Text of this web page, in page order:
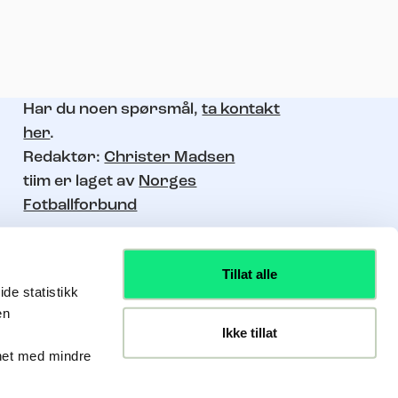
statistikk
med mindre
Tillat alle
Ikke tillat
Har du noen spørsmål,ta kontakt
her.
Redaktør:Christer Madsen
tiim er laget av Norges
Fotballforbund